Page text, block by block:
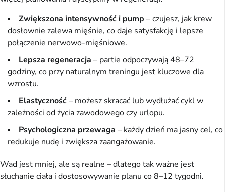
Zwiększona intensywność i pump – czujesz, jak krew
dosłownie zalewa mięśnie, co daje satysfakcję i lepsze
połączenie nerwowo-mięśniowe.
Lepsza regeneracja – partie odpoczywają 48–72
godziny, co przy naturalnym treningu jest kluczowe dla
wzrostu.
Elastyczność– możesz skracać lub wydłużać cykl w
zależności od życia zawodowego czy urlopu.
Psychologiczna przewaga – każdy dzień ma jasny cel, co
redukuje nudę i zwiększa zaangażowanie.
Wad jest mniej, ale są realne – dlatego tak ważne jest
słuchanie ciała i dostosowywanie planu co 8–12 tygodni.